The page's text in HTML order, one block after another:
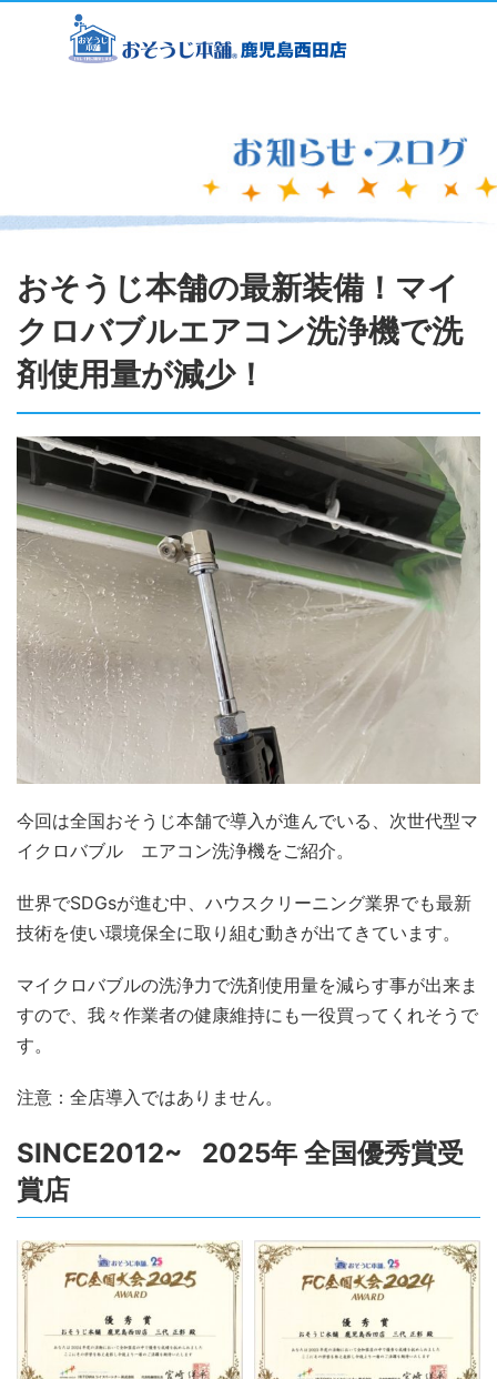
おそうじ本舗の最新装備！マイ
クロバブルエアコン洗浄機で洗
剤使用量が減少！
今回は全国おそうじ本舗で導入が進んでいる、次世代型マ
イクロバブル エアコン洗浄機をご紹介。
世界でSDGsが進む中、ハウスクリーニング業界でも最新
技術を使い環境保全に取り組む動きが出てきています。
マイクロバブルの洗浄力で洗剤使用量を減らす事が出来ま
すので、我々作業者の健康維持にも一役買ってくれそうで
す。
注意：全店導入ではありません。
SINCE2012~ 2025年 全国優秀賞受
賞店